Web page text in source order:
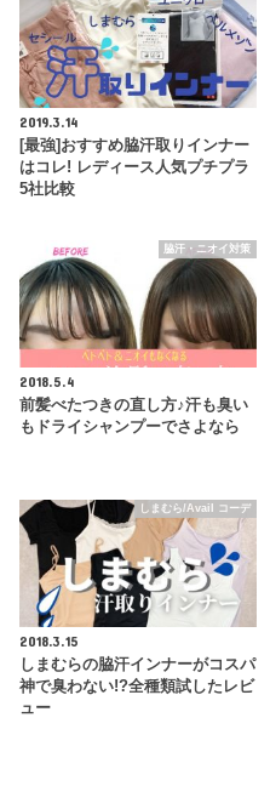
2019.3.14
[最強]おすすめ脇汗取りインナー
はコレ! レディース人気プチプラ
5社比較
脇汗・ニオイ対策
2018.5.4
前髪べたつきの直し方♪汗も臭い
もドライシャンプーでさよなら
しまむら/Avail コーデ
2018.3.15
しまむらの脇汗インナーがコスパ
神で臭わない!?全種類試したレビ
ュー